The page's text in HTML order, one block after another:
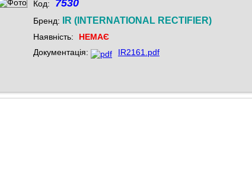
Код: 7530
Бренд: IR (INTERNATIONAL RECTIFIER)
Наявність:
НЕМАЄ
Документація:
IR2161.pdf